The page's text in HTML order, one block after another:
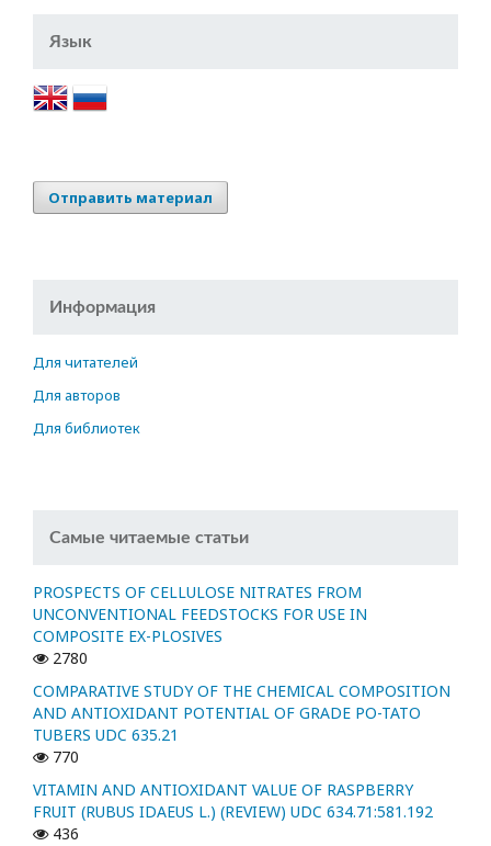
Язык
Отправить материал
Информация
Для читателей
Для авторов
Для библиотек
Самые читаемые статьи
PROSPECTS OF CELLULOSE NITRATES FROM
UNCONVENTIONAL FEEDSTOCKS FOR USE IN
COMPOSITE EX-PLOSIVES
2780
COMPARATIVE STUDY OF THE CHEMICAL COMPOSITION
AND ANTIOXIDANT POTENTIAL OF GRADE PO-TATO
TUBERS UDC 635.21
770
VITAMIN AND ANTIOXIDANT VALUE OF RASPBERRY
FRUIT (RUBUS IDAEUS L.) (REVIEW) UDC 634.71:581.192
436